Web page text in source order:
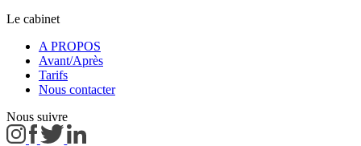
Le cabinet
A PROPOS
Avant/Après
Tarifs
Nous contacter
Nous suivre